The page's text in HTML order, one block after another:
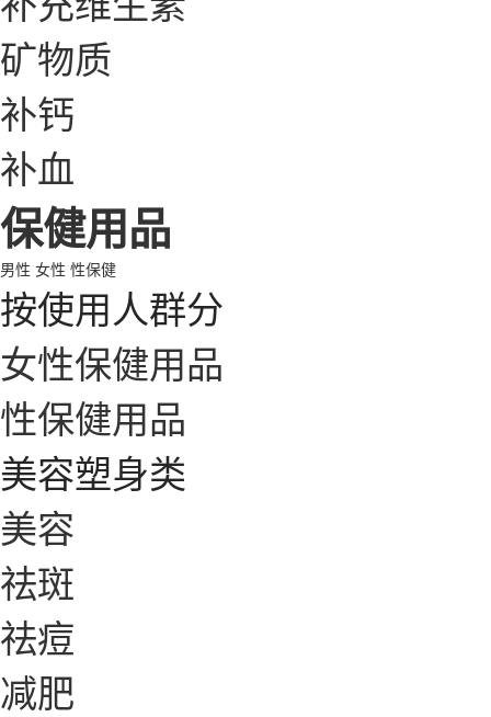
矿物质
补钙
补血
保健用品
男性 女性 性保健
按使用人群分
女性保健用品
性保健用品
美容塑身类
美容
祛斑
祛痘
减肥